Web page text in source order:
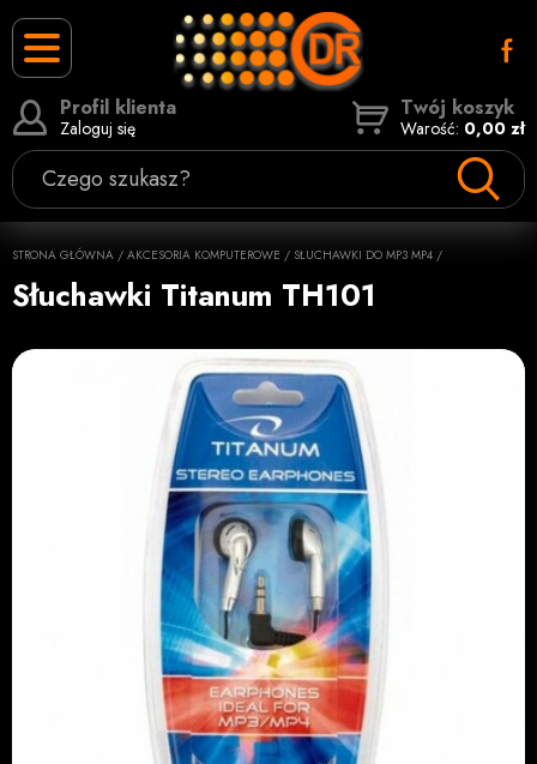
Czego szukasz?
Profil klienta
Zaloguj się
Twój koszyk
Warość: 0,00 zł
STRONA GŁÓWNA / AKCESORIA KOMPUTEROWE / SŁUCHAWKI DO MP3 MP4 /
Słuchawki Titanum TH101